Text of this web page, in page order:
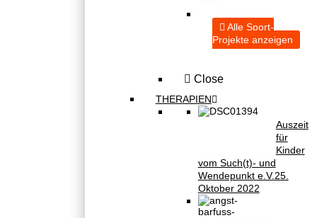
Alle Sport-
Projekte anzeigen
Close
THERAPIEN
Auszeit
für
Kinder
vom Such(t)- und
Wendepunkt e.V.25.
Oktober 2022